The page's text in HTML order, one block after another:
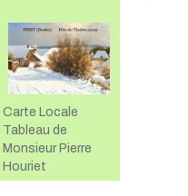
Carte Locale
Tableau de
Monsieur Pierre
Houriet